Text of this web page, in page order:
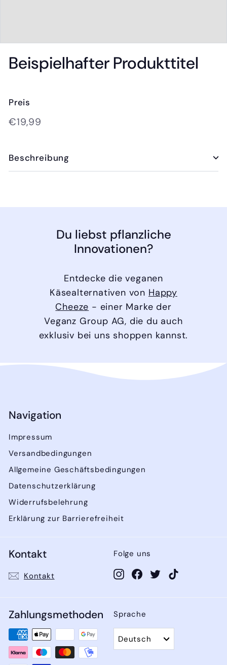
Beispielhafter Produkttitel
Preis
Normaler
€19,99
Beschreibung
Du liebst pflanzliche
Innovationen?
Entdecke die veganen
Käsealternativen von Happy
Cheeze - einer Marke der
Veganz Group AG, die du auch
exklusiv bei uns shoppen kannst.
Navigation
Impressum
Versandbedingungen
Allgemeine Geschäftsbedingungen
Datenschutzerklärung
Widerrufsbelehrung
Erklärung zur Barrierefreiheit
Kontakt
Kontakt
Folge uns
InstagramFacebook
Twitter
Zahlungsmethoden Sprache
Deutsch